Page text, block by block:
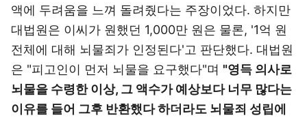
액에 두려움을 느껴 돌려줬다는 주장이었다. 하지만
대법원은 이씨가 원했던 1,000만 원은 물론, '1억 원
전체에 대해 뇌물죄가 인정된다'고 판단했다. 대법원
은 "피고인이 먼저 뇌물을 요구했다"며 "영득 의사로
뇌물을 수령한 이상, 그 액수가 예상보다 너무 많다는
이유를 들어 그후 반환했다 하더라도 뇌물죄 성립에